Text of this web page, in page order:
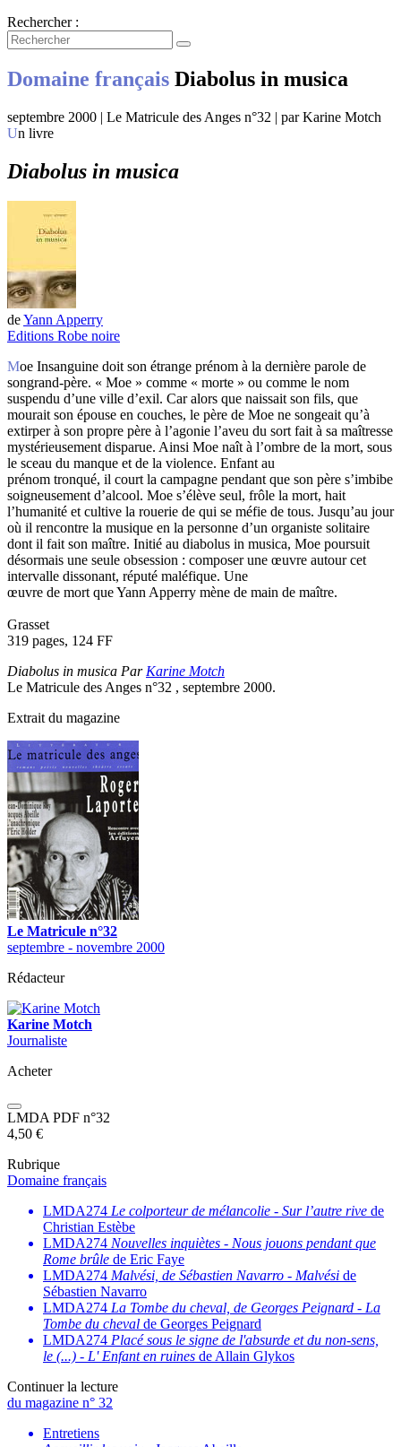
Rechercher :
Domaine français Diabolus in musica
septembre 2000 | Le Matricule des Anges n°32 | par Karine Motch
Un livre
Diabolus in musica
deYann Apperry
Editions Robe noire
Moe Insanguine doit son étrange prénom à la dernière parole de
songrand-père. « Moe » comme « morte » ou comme le nom
suspendu d’une ville d’exil. Car alors que naissait son fils, que
mourait son épouse en couches, le père de Moe ne songeait qu’à
extirper à son propre père à l’agonie l’aveu du sort fait à sa maîtresse
mystérieusement disparue. Ainsi Moe naît à l’ombre de la mort, sous
le sceau du manque et de la violence. Enfant au
prénom tronqué, il court la campagne pendant que son père s’imbibe
soigneusement d’alcool. Moe s’élève seul, frôle la mort, hait
l’humanité et cultive la rouerie de qui se méfie de tous. Jusqu’au jour
où il rencontre la musique en la personne d’un organiste solitaire
dont il fait son maître. Initié au diabolus in musica, Moe poursuit
désormais une seule obsession : composer une œuvre autour cet
intervalle dissonant, réputé maléfique. Une
œuvre de mort que Yann Apperry mène de main de maître.
Grasset
319 pages, 124 FF
Diabolus in musica ParKarine Motch
Le Matricule des Anges n°32 , septembre 2000.
Extrait du magazine
Le Matricule n°32
septembre - novembre 2000
Rédacteur
Karine Motch
Journaliste
Acheter
LMDA PDF n°32
4,50 €
Rubrique
Domaine français
LMDA274 Le colporteur de mélancolie - Sur l’autre rive de
Christian Estèbe
LMDA274 Nouvelles inquiètes - Nous jouons pendant que
Rome brûle de Eric Faye
LMDA274 Malvési, de Sébastien Navarro - Malvési de
Sébastien Navarro
LMDA274 La Tombe du cheval, de Georges Peignard - La
Tombe du cheval de Georges Peignard
LMDA274 Placé sous le signe de l'absurde et du non-sens,
le (...) - L' Enfant en ruines de Allain Glykos
Continuer la lecture
du magazine n° 32
Entretiens